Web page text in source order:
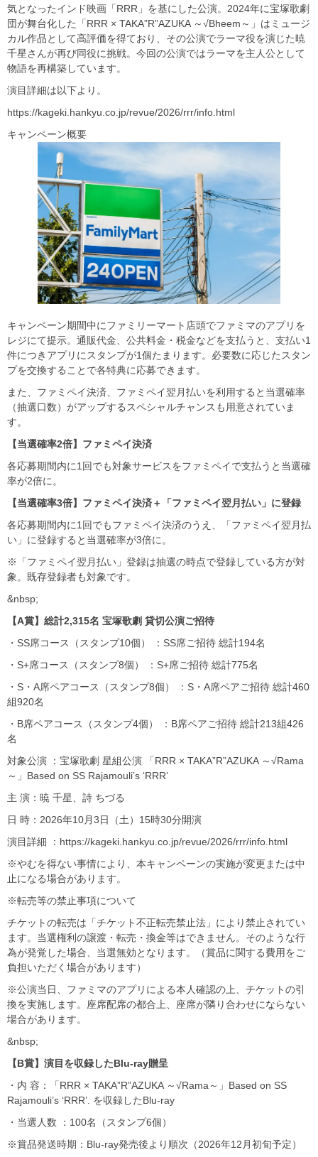
気となったインド映画「RRR」を基にした公演。2024年に宝塚歌劇
団が舞台化した「RRR × TAKA”R”AZUKA ～√Bheem～」はミュージ
カル作品として高評価を得ており、その公演でラーマ役を演じた暁
千星さんが再び同役に挑戦。今回の公演ではラーマを主人公として
物語を再構築しています。
演目詳細は以下より。
https://kageki.hankyu.co.jp/revue/2026/rrr/info.html
キャンペーン概要
キャンペーン期間中にファミリーマート店頭でファミマのアプリを
レジにて提示。通販代金、公共料金・税金などを支払うと、支払い1
件につきアプリにスタンプが1個たまります。必要数に応じたスタン
プを交換することで各特典に応募できます。
また、ファミペイ決済、ファミペイ翌月払いを利用すると当選確率
（抽選口数）がアップするスペシャルチャンスも用意されていま
す。
【当選確率2倍】ファミペイ決済
各応募期間内に1回でも対象サービスをファミペイで支払うと当選確
率が2倍に。
【当選確率3倍】ファミペイ決済＋「ファミペイ翌月払い」に登録
各応募期間内に1回でもファミペイ決済のうえ、「ファミペイ翌月払
い」に登録すると当選確率が3倍に。
※「ファミペイ翌月払い」登録は抽選の時点で登録している方が対
象。既存登録者も対象です。
&nbsp;
【A賞】総計2,315名 宝塚歌劇 貸切公演ご招待
・SS席コース（スタンプ10個） ：SS席ご招待 総計194名
・S+席コース（スタンプ8個） ：S+席ご招待 総計775名
・S・A席ペアコース（スタンプ8個） ：S・A席ペアご招待 総計460
組920名
・B席ペアコース（スタンプ4個） ：B席ペアご招待 総計213組426
名
対象公演 ：宝塚歌劇 星組公演 「RRR × TAKA”R”AZUKA ～√Rama
～」Based on SS Rajamouli’s ‘RRR’
主 演：暁 千星、詩 ちづる
日 時：2026年10月3日（土）15時30分開演
演目詳細 ：https://kageki.hankyu.co.jp/revue/2026/rrr/info.html
※やむを得ない事情により、本キャンペーンの実施が変更または中
止になる場合があります。
※転売等の禁止事項について
チケットの転売は「チケット不正転売禁止法」により禁止されてい
ます。当選権利の譲渡・転売・換金等はできません。そのような行
為が発覚した場合、当選無効となります。（賞品に関する費用をご
負担いただく場合があります）
※公演当日、ファミマのアプリによる本人確認の上、チケットの引
換を実施します。座席配席の都合上、座席が隣り合わせにならない
場合があります。
&nbsp;
【B賞】演目を収録したBlu-ray贈呈
・内 容：「RRR × TAKA”R”AZUKA ～√Rama～」Based on SS
Rajamouli’s ‘RRR’. を収録したBlu-ray
・当選人数 ：100名（スタンプ6個）
※賞品発送時期：Blu-ray発売後より順次（2026年12月初旬予定）